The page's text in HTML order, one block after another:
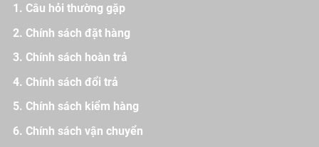
Câu hỏi thường gặp
Chính sách đặt hàng
Chính sách hoàn trả
Chính sách đổi trả
Chính sách kiểm hàng
Chính sách vận chuyển